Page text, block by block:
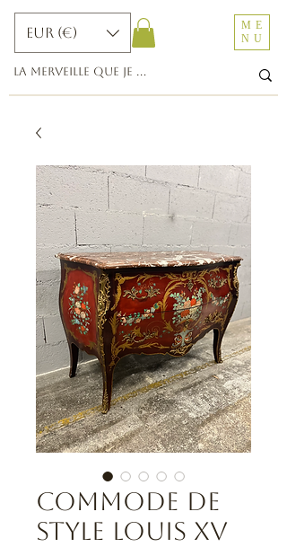
EUR (€)
ME
NU
Commode de
style Louis XV